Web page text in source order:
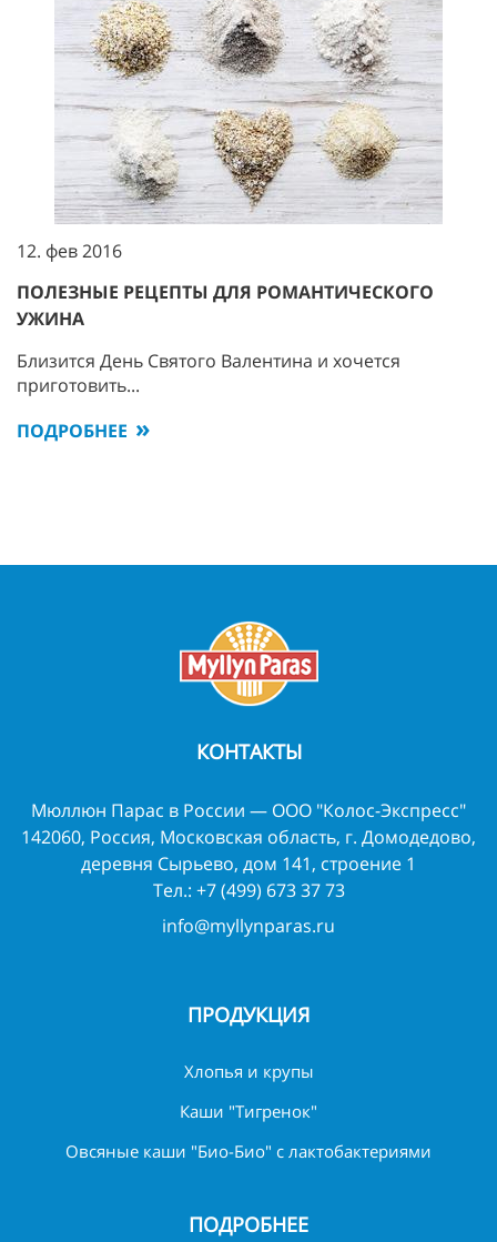
12. фев 2016
ПОЛЕЗНЫЕ РЕЦЕПТЫ ДЛЯ РОМАНТИЧЕСКОГО
УЖИНА
Близится День Святого Валентина и хочется
приготовить...
ПОДРОБНЕЕ
КОНТАКТЫ
Мюллюн Парас в России — ООО "Колос-Экспресс"
142060, Россия, Московская область, г. Домодедово,
деревня Сырьево, дом 141, строение 1
Тел.: +7 (499) 673 37 73
info@myllynparas.ru
ПРОДУКЦИЯ
Хлопья и крупы
Каши "Тигренок"
Овсяные каши "Био-Био" с лактобактериями
ПОДРОБНЕЕ